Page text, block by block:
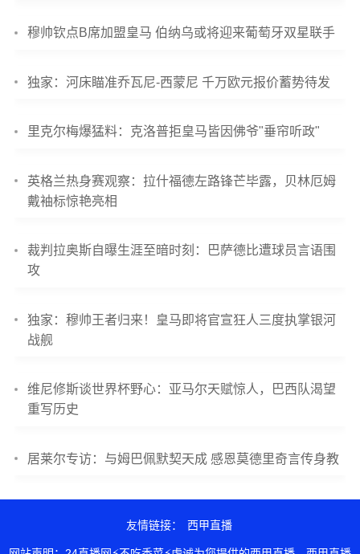
穆帅钦点B席加盟皇马 伯纳乌或将迎来葡萄牙双星联手
独家：河床瞄准乔瓦尼-西蒙尼 千万欧元报价蓄势待发
里克尔梅爆猛料：克洛普拒皇马皆因佛爷"垂帘听政"
英格兰热身赛观察：拉什福德左路锋芒毕露，贝林厄姆
戴袖标惊艳亮相
裁判拉奥斯自曝生涯至暗时刻：巴萨德比遭球员言语围
攻
独家：穆帅王者归来！皇马即将官宣狂人三度执掌银河
战舰
维尼修斯谈世界杯野心：亚马尔天赋惊人，巴西队渴望
重写历史
居莱尔专访：与姆巴佩默契天成 感恩莫德里奇言传身教
友情链接： 西甲直播